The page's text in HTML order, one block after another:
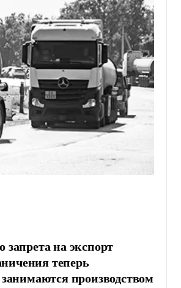
на экспорт
теперь
производством